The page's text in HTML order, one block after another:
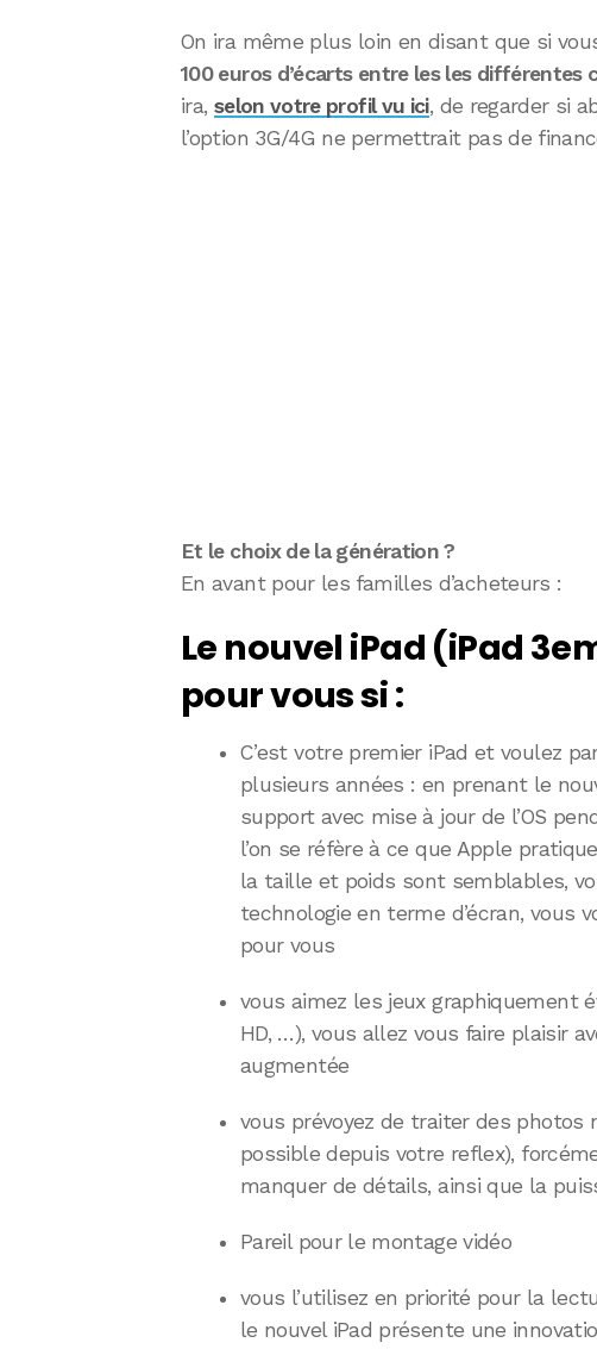
On ira même plus loin en disant que si
100 euros d’écarts entre les les différentes
ira, selon votre profil vu ici, de regarder si
l’option 3G/4G ne permettrait pas de
Et le choix de la génération ?
En avant pour les familles d’acheteurs :
Le nouvel iPad (iPad
pour vous si :
C’est votre premier iPad et voulez
plusieurs années : en prenant le
support avec mise à jour de l’OS
l’on se réfère à ce que Apple
la taille et poids sont semblables,
technologie en terme d’écran, vous
pour vous
vous aimez les jeux graphiquement
HD, …), vous allez vous faire plaisir
augmentée
vous prévoyez de traiter des photos
possible depuis votre reflex),
manquer de détails, ainsi que la
Pareil pour le montage vidéo
vous l’utilisez en priorité pour la
le nouvel iPad présente une